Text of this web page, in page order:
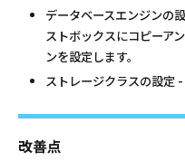
データベースエンジン
ストボックスにコピーア
ンを設定します。
ストレージクラスの設定
改善点